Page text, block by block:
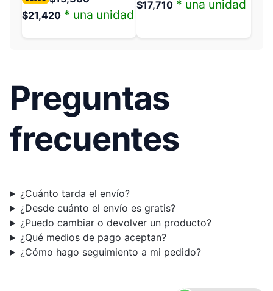
$21,420 * una unidad
$17,710 * una unidad
Preguntas
frecuentes
¿Cuánto tarda el envío?
¿Desde cuánto el envío es gratis?
¿Puedo cambiar o devolver un producto?
¿Qué medios de pago aceptan?
¿Cómo hago seguimiento a mi pedido?